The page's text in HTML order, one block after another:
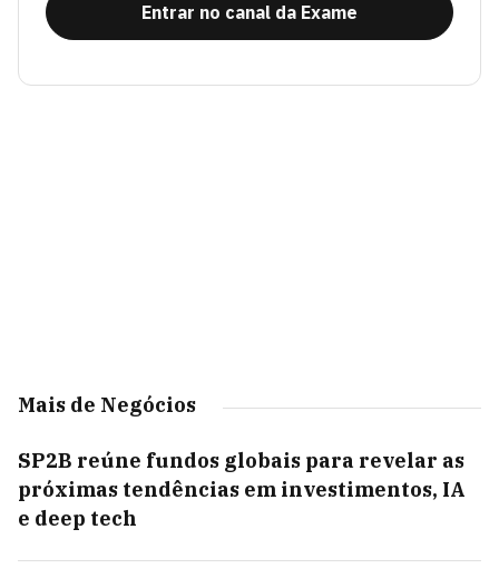
Entrar no canal da Exame
Mais de Negócios
SP2B reúne fundos globais para revelar as
próximas tendências em investimentos, IA
e deep tech